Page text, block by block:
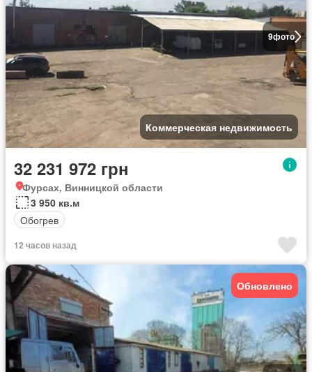
9фото
Коммерческая недвижимость
32 231 972 грн
Фурсах, Винницкой области
3 950 кв.м
Обогрев
12 часов назад
Обновлено